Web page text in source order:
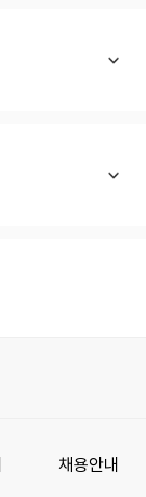
채용안내